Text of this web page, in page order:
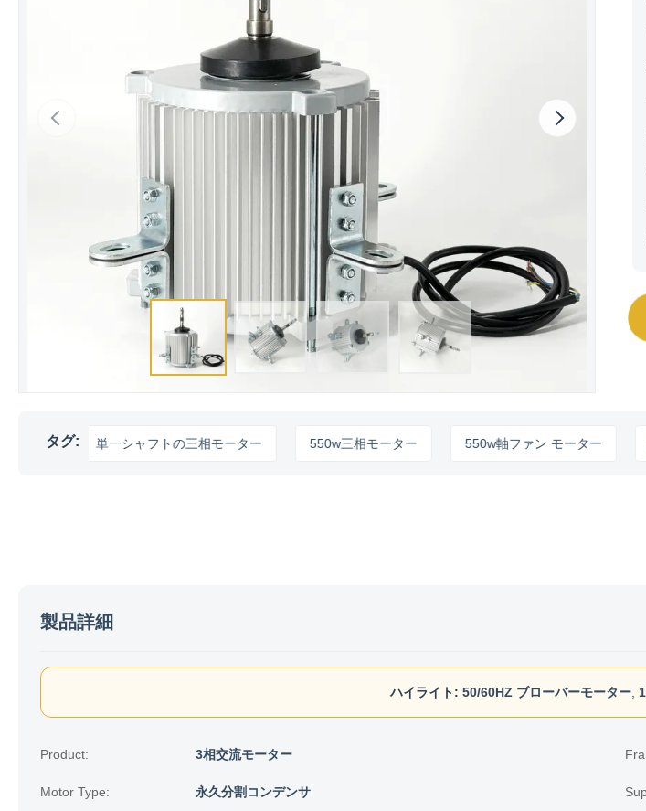
タグ:
単一シャフトの三相モーター 550w三相モーター 550w軸ファン モーター 単一
製品詳細
ハイライト: 50/60HZ ブローバーモーター,
Product: 3相交流モーター
Motor Type: 永久分割コンデンサ